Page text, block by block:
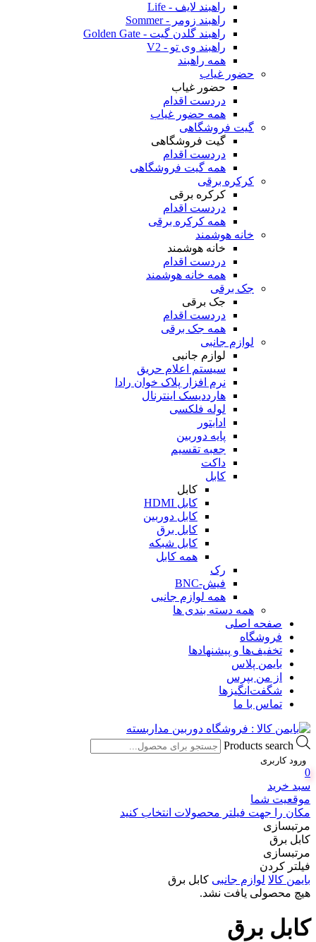
راهبند لایف - Life
راهبند زومر - Sommer
راهبند گلدن گیت - Golden Gate
راهبند وی تو - V2
همه راهبند
حضور غیاب
حضور غیاب
دردست اقدام
همه حضور غیاب
گیت فروشگاهی
گیت فروشگاهی
دردست اقدام
همه گیت فروشگاهی
کرکره برقی
کرکره برقی
دردست اقدام
همه کرکره برقی
خانه هوشمند
خانه هوشمند
دردست اقدام
همه خانه هوشمند
جک برقی
جک برقی
دردست اقدام
همه جک برقی
لوازم جانبی
لوازم جانبی
سیستم اعلام حریق
نرم افزار پلاک خوان رادا
هارددیسک اینترنال
لوله فلکسی
ادابتور
پایه دوربین
جعبه تقسیم
داکت
کابل
کابل
کابل HDMI
کابل دوربین
کابل برق
کابل شبکه
همه کابل
رک
فیش-BNC
همه لوازم جانبی
همه دسته بندی ها
صفحه اصلی
فروشگاه
تخفیف‌ها و پیشنهادها
بایمن پلاس
از من بپرس
شگفت‌انگیزها
تماس با ما
Products search
ورود کاربری
0
سبد خرید
موقعیت شما
مکان را جهت فیلتر محصولات انتخاب کنید
مرتبسازی
کابل برق
مرتبسازی
فیلتر کردن
بایمن کالا لوازم جانبی کابل برق
هیچ محصولی یافت نشد.
کابل برق